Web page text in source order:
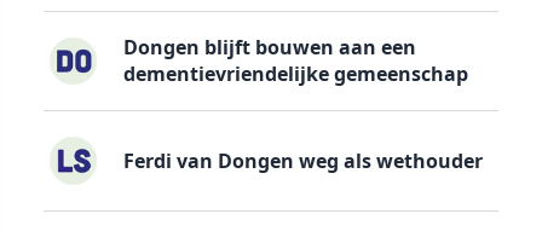
Dongen blijft bouwen aan een
dementievriendelijke gemeenschap
Ferdi van Dongen weg als wethouder